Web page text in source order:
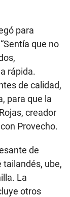
para
que no
rápida.
de calidad,
para que la
creador
Provecho.
de
tailandés, ube,
La
otros